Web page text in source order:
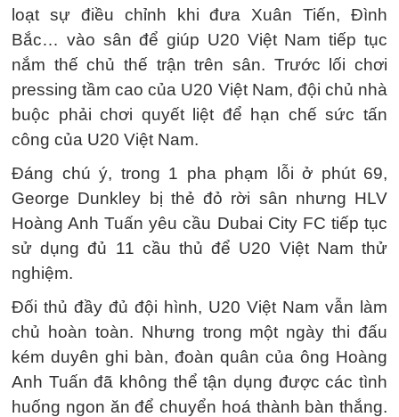
loạt sự điều chỉnh khi đưa Xuân Tiến, Đình
Bắc… vào sân để giúp U20 Việt Nam tiếp tục
nắm thế chủ thế trận trên sân. Trước lối chơi
pressing tầm cao của U20 Việt Nam, đội chủ nhà
buộc phải chơi quyết liệt để hạn chế sức tấn
công của U20 Việt Nam.
Đáng chú ý, trong 1 pha phạm lỗi ở phút 69,
George Dunkley bị thẻ đỏ rời sân nhưng HLV
Hoàng Anh Tuấn yêu cầu Dubai City FC tiếp tục
sử dụng đủ 11 cầu thủ để U20 Việt Nam thử
nghiệm.
Đối thủ đầy đủ đội hình, U20 Việt Nam vẫn làm
chủ hoàn toàn. Nhưng trong một ngày thi đấu
kém duyên ghi bàn, đoàn quân của ông Hoàng
Anh Tuấn đã không thể tận dụng được các tình
huống ngon ăn để chuyển hoá thành bàn thắng.